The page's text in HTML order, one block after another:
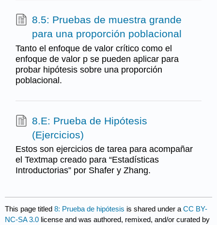
8.5: Pruebas de muestra grande
para una proporción poblacional
Tanto el enfoque de valor crítico como el
enfoque de valor p se pueden aplicar para
probar hipótesis sobre una proporción
poblacional.
8.E: Prueba de Hipótesis
(Ejercicios)
Estos son ejercicios de tarea para acompañar
el Textmap creado para “Estadísticas
Introductorias” por Shafer y Zhang.
This page titled8: Prueba de hipótesis is shared under aCC BY-
NC-SA 3.0 license and was authored, remixed, and/or curated by